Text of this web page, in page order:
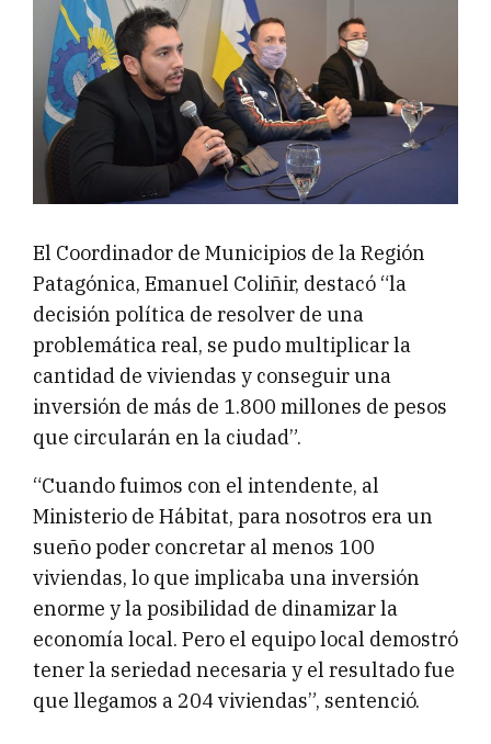
El Coordinador de Municipios de la Región
Patagónica, Emanuel Coliñir, destacó “la
decisión política de resolver de una
problemática real, se pudo multiplicar la
cantidad de viviendas y conseguir una
inversión de más de 1.800 millones de pesos
que circularán en la ciudad”.
“Cuando fuimos con el intendente, al
Ministerio de Hábitat, para nosotros era un
sueño poder concretar al menos 100
viviendas, lo que implicaba una inversión
enorme y la posibilidad de dinamizar la
economía local. Pero el equipo local demostró
tener la seriedad necesaria y el resultado fue
que llegamos a 204 viviendas”, sentenció.